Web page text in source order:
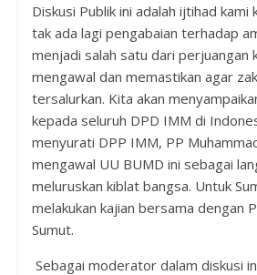
Diskusi Publik ini adalah ijtihad kami
tak ada lagi pengabaian terhadap
menjadi salah satu dari perjuangan
mengawal dan memastikan agar
tersalurkan. Kita akan
kepada seluruh DPD IMM di
menyurati DPP IMM, PP
mengawal UU BUMD ini sebagai
meluruskan kiblat bangsa. Untuk
melakukan kajian bersama dengan
Sumut.
Sebagai moderator dalam diskusi